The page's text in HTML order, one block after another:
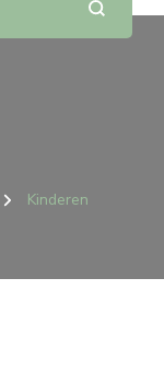
Kinderen